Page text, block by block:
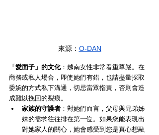
來源： O-DAN
「愛面子」的文化：越南女性非常看重尊嚴。在
商務或私人場合，即使她們有錯，也請盡量採取
委婉的方式私下溝通，切忌當眾指責，否則會造
成難以挽回的裂痕。
家族的守護者 ：對她們而言，父母與兄弟姊
妹的需求往往排在第一位。如果您能表現出
對她家人的關心，她會感受到您是真心想融